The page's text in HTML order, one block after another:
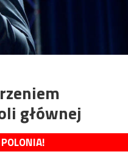
głównej